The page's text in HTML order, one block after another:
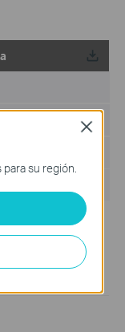
T4UHP v1.
still exist. The
su región.
Close